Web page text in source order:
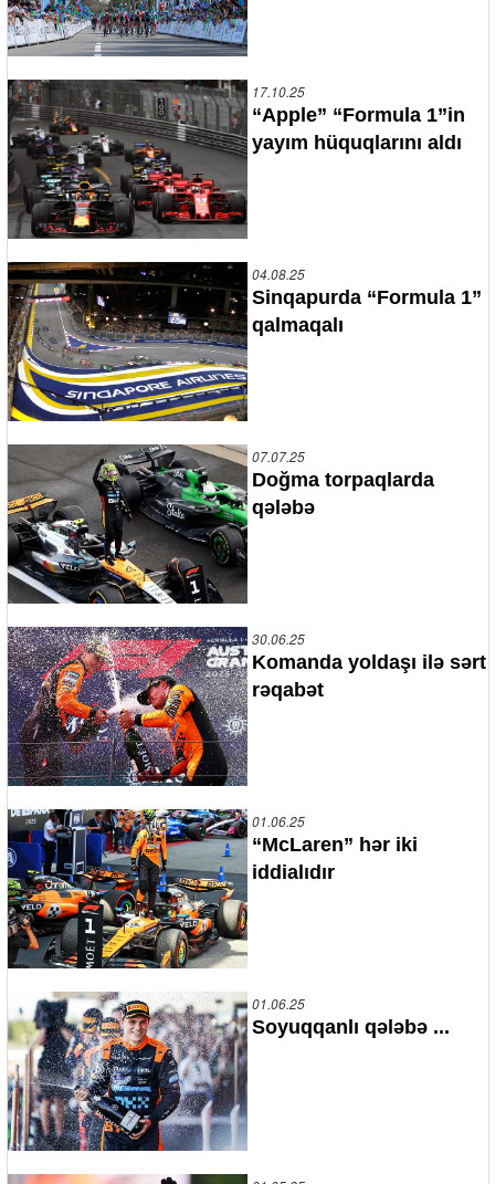
17.10.25
“Apple” “Formula 1”in
yayım hüquqlarını aldı
04.08.25
Sinqapurda “Formula 1”
qalmaqalı
07.07.25
Doğma torpaqlarda
qələbə
30.06.25
Komanda yoldaşı ilə sərt
rəqabət
01.06.25
“McLaren” hər iki
iddialıdır
01.06.25
Soyuqqanlı qələbə ...